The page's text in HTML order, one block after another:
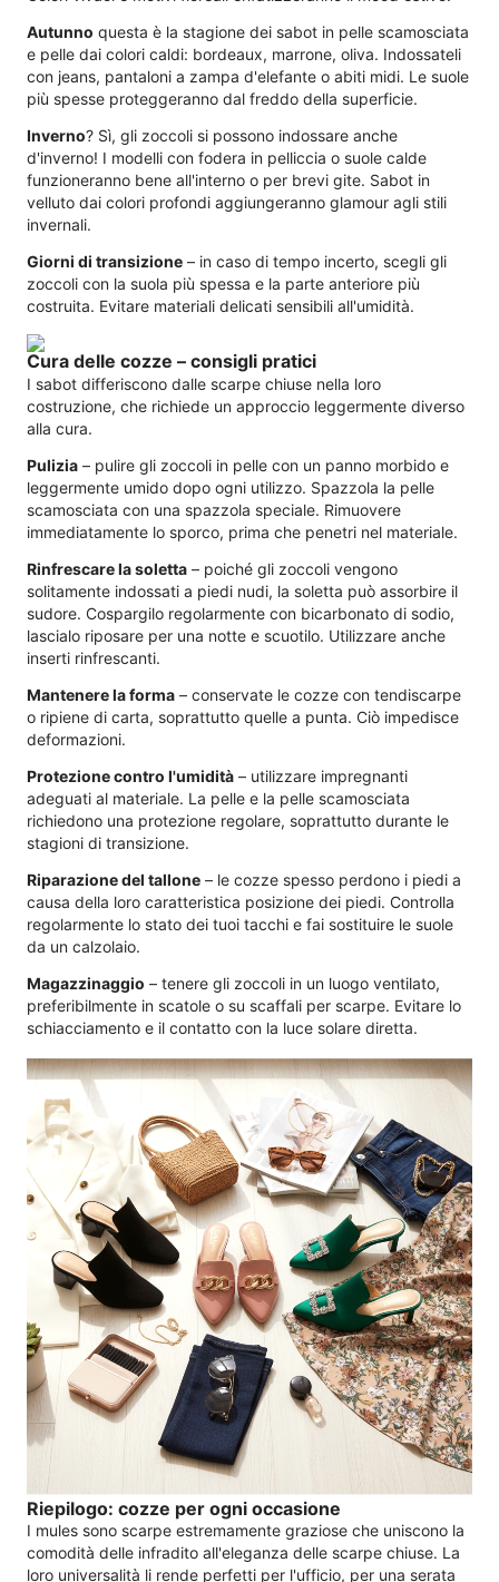
Autunno questa è la stagione dei sabot in pelle scamosciata
e pelle dai colori caldi: bordeaux, marrone, oliva. Indossateli
con jeans, pantaloni a zampa d'elefante o abiti midi. Le suole
più spesse proteggeranno dal freddo della superficie.
Inverno? Sì, gli zoccoli si possono indossare anche
d'inverno! I modelli con fodera in pelliccia o suole calde
funzioneranno bene all'interno o per brevi gite. Sabot in
velluto dai colori profondi aggiungeranno glamour agli stili
invernali.
Giorni di transizione – in caso di tempo incerto, scegli gli
zoccoli con la suola più spessa e la parte anteriore più
costruita. Evitare materiali delicati sensibili all'umidità.
Cura delle cozze – consigli pratici
I sabot differiscono dalle scarpe chiuse nella loro
costruzione, che richiede un approccio leggermente diverso
alla cura.
Pulizia – pulire gli zoccoli in pelle con un panno morbido e
leggermente umido dopo ogni utilizzo. Spazzola la pelle
scamosciata con una spazzola speciale. Rimuovere
immediatamente lo sporco, prima che penetri nel materiale.
Rinfrescare la soletta – poiché gli zoccoli vengono
solitamente indossati a piedi nudi, la soletta può assorbire il
sudore. Cospargilo regolarmente con bicarbonato di sodio,
lascialo riposare per una notte e scuotilo. Utilizzare anche
inserti rinfrescanti.
Mantenere la forma – conservate le cozze con tendiscarpe
o ripiene di carta, soprattutto quelle a punta. Ciò impedisce
deformazioni.
Protezione contro l'umidità – utilizzare impregnanti
adeguati al materiale. La pelle e la pelle scamosciata
richiedono una protezione regolare, soprattutto durante le
stagioni di transizione.
Riparazione del tallone – le cozze spesso perdono i piedi a
causa della loro caratteristica posizione dei piedi. Controlla
regolarmente lo stato dei tuoi tacchi e fai sostituire le suole
da un calzolaio.
Magazzinaggio – tenere gli zoccoli in un luogo ventilato,
preferibilmente in scatole o su scaffali per scarpe. Evitare lo
schiacciamento e il contatto con la luce solare diretta.
Riepilogo: cozze per ogni occasione
I mules sono scarpe estremamente graziose che uniscono la
comodità delle infradito all'eleganza delle scarpe chiuse. La
loro universalità li rende perfetti per l'ufficio, per una serata